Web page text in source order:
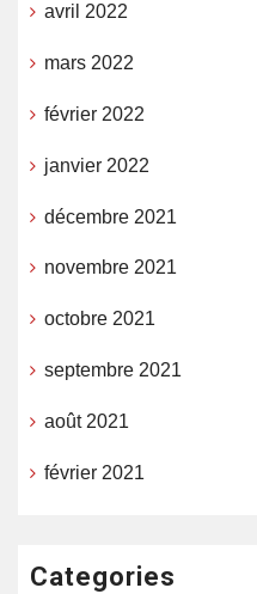
avril 2022
mars 2022
février 2022
janvier 2022
décembre 2021
novembre 2021
octobre 2021
septembre 2021
août 2021
février 2021
Categories